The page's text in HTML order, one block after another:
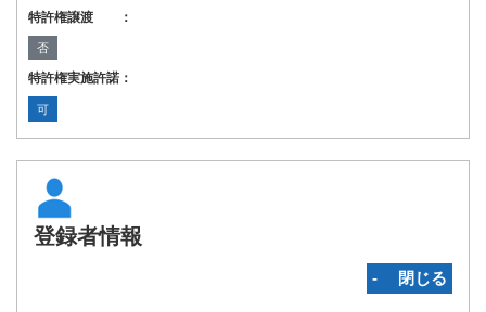
特許権譲渡 ：
否
特許権実施許諾：
可
登録者情報
‐ 閉じる